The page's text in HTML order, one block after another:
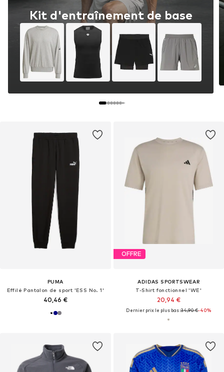
Kit d'entraînement de base
PUMA
Effilé Pantalon de sport 'ESS No. 1'
40,46 €
OFFRE
ADIDAS SPORTSWEAR
T-Shirt fonctionnel 'WE'
20,94 €
Dernier prix le plus bas :34,90 €-40%